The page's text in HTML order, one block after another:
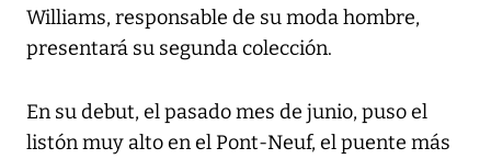
Williams, responsable de su moda hombre,
presentará su segunda colección.
En su debut, el pasado mes de junio, puso el
listón muy alto en el Pont-Neuf, el puente más